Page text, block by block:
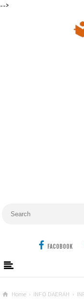
-->
FACOBOOK
Home › INFO DAERAH ›